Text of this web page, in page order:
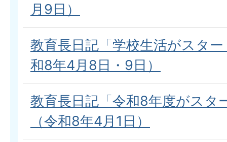
月9日）
教育長日記「学校生活がスタ
和8年4月8日・9日）
教育長日記「令和8年度がスタ
（令和8年4月1日）